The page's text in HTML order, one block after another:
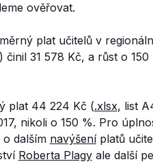
ověřovat.
plat učitelů v
činil 31 578 Kč, a růst o
plat 44 224 Kč (.xlsx, list
nikoli o 150 %. Pro
dalším navýšeníplatů
Roberta Plagyale další